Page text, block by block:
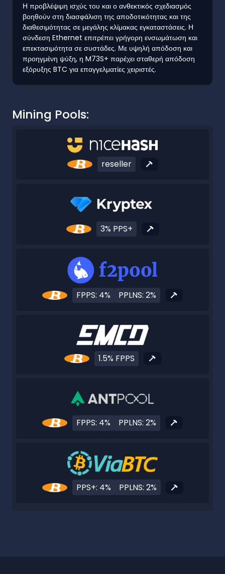
Η προβλέψιμη ισχύς του και ο ανθεκτικός σχεδιασμός
βοηθούν στη διασφάλιση της αποδοτικότητας και της
διαθεσιμότητας σε μεγάλης κλίμακας εγκαταστάσεις. Η
σύνδεση Ethernet επιτρέπει γρήγορη ενσωμάτωση και
επεκτασιμότητα σε συστάδες. Με υψηλή απόδοση και
προηγμένη ψύξη, η M73S+ παρέχει σταθερή απόδοση
εξόρυξης BTC για επαγγελματίες χειριστές.
Mining Pools:
reseller
3% PPS+
FPPS: 4% PPLNS: 2%
1.5% FPPS
FPPS: 4% PPLNS: 2%
PPS+: 4% PPLNS: 2%